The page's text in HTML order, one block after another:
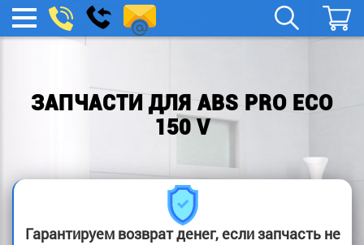
МЕНЮ
boylera@yandex.ru
Заказать
звонок
ЗАПЧАСТИ ДЛЯ ABS PRO ECO
150 V
Гарантируем возврат денег, если запчасть не